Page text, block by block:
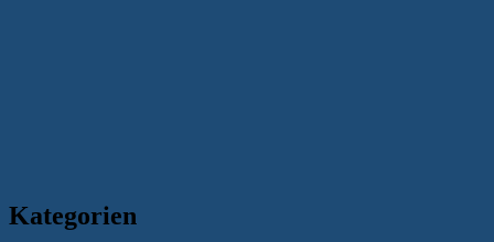
Kategorien